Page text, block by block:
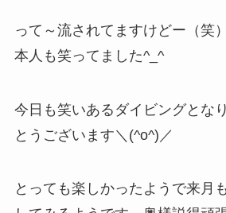
って～流されてますけどー（笑）
本人も笑ってました^_^
今日も笑いあるダイビングとな
とうございます＼(^o^)／
とっても楽しかったようで来月